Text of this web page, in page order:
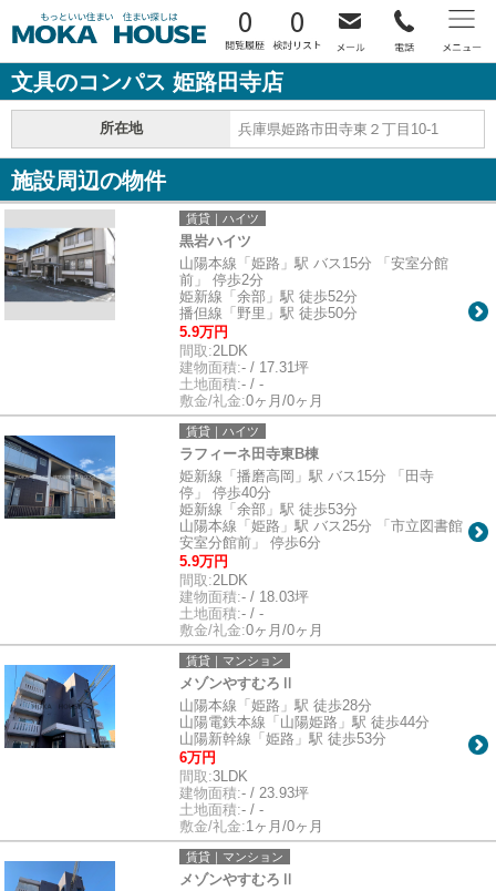
0 0
文具のコンパス 姫路田寺店
所在地 兵庫県姫路市田寺東２丁目10-1
施設周辺の物件
賃貸｜ハイツ
黒岩ハイツ
山陽本線「姫路」駅 バス15分 「安室分館
前」 停歩2分
姫新線「余部」駅 徒歩52分
播但線「野里」駅 徒歩50分
5.9万円
間取:2LDK
建物面積:- / 17.31坪
土地面積:- / -
敷金/礼金:0ヶ月/0ヶ月
賃貸｜ハイツ
ラフィーネ田寺東B棟
姫新線「播磨高岡」駅 バス15分 「田寺
停」 停歩40分
姫新線「余部」駅 徒歩53分
山陽本線「姫路」駅 バス25分 「市立図書館
安室分館前」 停歩6分
5.9万円
間取:2LDK
建物面積:- / 18.03坪
土地面積:- / -
敷金/礼金:0ヶ月/0ヶ月
賃貸｜マンション
メゾンやすむろⅡ
山陽本線「姫路」駅 徒歩28分
山陽電鉄本線「山陽姫路」駅 徒歩44分
山陽新幹線「姫路」駅 徒歩53分
6万円
間取:3LDK
建物面積:- / 23.93坪
土地面積:- / -
敷金/礼金:1ヶ月/0ヶ月
賃貸｜マンション
メゾンやすむろⅡ